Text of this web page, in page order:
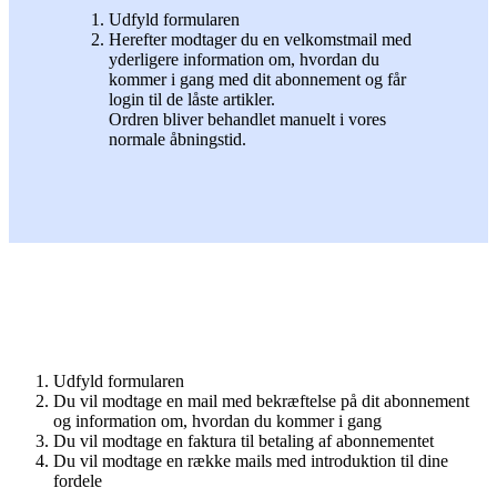
Udfyld formularen
Herefter modtager du en velkomstmail med
yderligere information om, hvordan du
kommer i gang med dit abonnement og får
login til de låste artikler.
Ordren bliver behandlet manuelt i vores
normale åbningstid.
Udfyld formularen
Du vil modtage en mail med bekræftelse på dit abonnement
og information om, hvordan du kommer i gang
Du vil modtage en faktura til betaling af abonnementet
Du vil modtage en række mails med introduktion til dine
fordele